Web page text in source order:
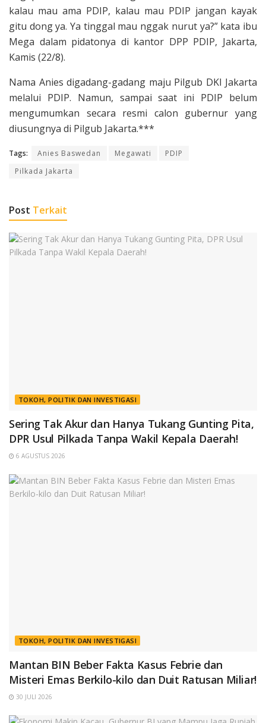
kalau mau ama PDIP, kalau mau PDIP jangan kayak
gitu dong ya. Ya tinggal mau nggak nurut ya?” kata ibu
Mega dalam pidatonya di kantor DPP PDIP, Jakarta,
Kamis (22/8).
Nama Anies digadang-gadang maju Pilgub DKI Jakarta
melalui PDIP. Namun, sampai saat ini PDIP belum
mengumumkan secara resmi calon gubernur yang
diusungnya di Pilgub Jakarta.***
Tags: Anies Baswedan Megawati
PDIP
Pilkada Jakarta
Post Terkait
TOKOH, POLITIK DAN INVESTIGASI
Sering Tak Akur dan Hanya Tukang Gunting Pita,
DPR Usul Pilkada Tanpa Wakil Kepala Daerah!
6 AGUSTUS 2026
TOKOH, POLITIK DAN INVESTIGASI
Mantan BIN Beber Fakta Kasus Febrie dan
Misteri Emas Berkilo-kilo dan Duit Ratusan Miliar!
30 JULI 2026